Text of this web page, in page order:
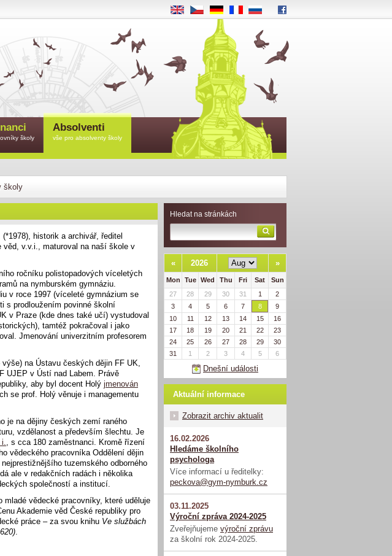
školy
historik a archivář, ředitel
věd, v.v.i., maturoval na naší škole v
ročníku polistopadových víceletých
na nymburském gymnáziu.
v roce 1997 (víceleté gymnázium se
s prodloužením povinné školní
v Praze (kde dnes také učí) vystudoval
tamtéž pokračoval i jako
Jmenování univerzitním profesorem
na Ústavu českých dějin FF UK,
UJEP v Ústí nad Labem. Právě
aby byl docent Holý jmenován
se prof. Holý věnuje i managementu
je na dějiny českých zemí raného
vzdělanost a především šlechtu. Je
i., s cca 180 zaměstnanci. Kromě řízení
vědeckého pracovníka Oddělení dějin
tuzemského odborného
ale v redakčních radách i několika
společností a institucí.
mladé vědecké pracovníky, které uděluje
Akademie věd České republiky pro
práce – za svou knihu Ve službách
.
Hledat na stránkách
« 2026 »
Mon Tue Wed Thu Fri Sat
Sun
27
28 29 30 31 1
2
3
4 5 6 7 8
9
10
11 12 13 14 15
16
17
18 19 20 21 22
23
24
25 26 27 28 29
30
31
1 2 3 4 5 6
Dnešní události
Aktuální informace
Zobrazit archiv aktualit
16.02.2026
Hledáme školního
psychologa
Více informací u ředitelky:
peckova@gym-nymburk.cz
03.11.2025
Výroční zpráva 2024-2025
Zveřejňujeme výroční zprávu
za školní rok 2024-2025.
školy
Absolventi
vše pro absolventy školy
EN CS DE RU